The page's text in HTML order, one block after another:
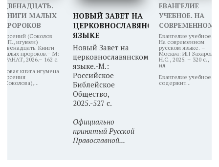
ДВЕНАДЦАТЬ.
КНИГИ МАЛЫХ
ПРОРОКОВ
Арсений (Соколов
А.П., игумен)
Двенадцать. Книги
малых пророков.– М:
ГРАНАТ, 2026.– 162 с.
Новая книга игумена
Арсения
(Соколова),...
НОВЫЙ ЗАВЕТ НА
ЦЕРКОВНОСЛАВЯНСКОМ
ЯЗЫКЕ
Новый Завет на
церковнославянском
языке.-М.:
Российское
Библейское
Общество,
2025.-527 с.
Официально
принятый Русской
Православной...
ЕВАНГЕЛИЕ
УЧЕБНОЕ. НА
СОВРЕМЕННОМ
РУССКОМ
ЯЗЫКЕ
Евангелие учебное.
На современном
русском языке. –
Москва: ИП Захаров
Н.С., 2025. – 320 с.,
ил.
Евангелие учебное
содержит...